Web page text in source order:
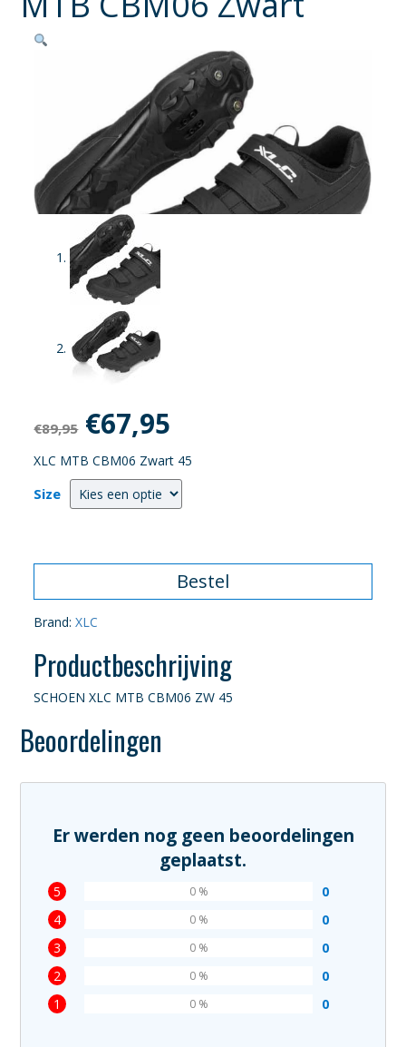
€89,95 Oorspronkelijke
prijs
was:
€67,95
prijs
is:
XLC MTB CBM06 Zwart 45
Size
Bestel
Brand:XLC
Productbeschrijving
SCHOEN XLC MTB CBM06 ZW 45
Beoordelingen
Er werden nog geen beoordelingen
geplaatst.
5 0
0 %
4 0
0 %
3 0
0 %
2 0
0 %
1 0
0 %